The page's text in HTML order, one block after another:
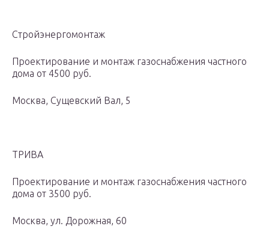
Стройэнергомонтаж
Проектирование и монтаж газоснабжения частного
дома от 4500 руб.
Москва, Сущевский Вал, 5
ТРИВА
Проектирование и монтаж газоснабжения частного
дома от 3500 руб.
Москва, ул. Дорожная, 60